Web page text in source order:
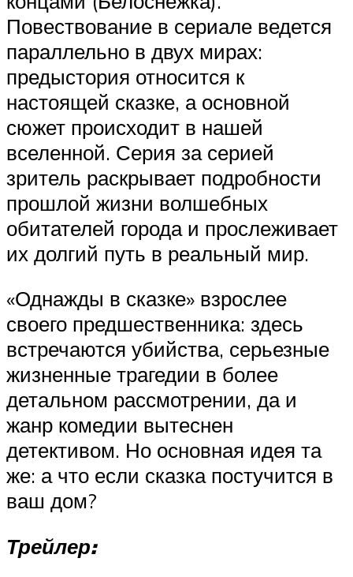
Повествование в сериале ведется
параллельно в двух мирах:
предыстория относится к
настоящей сказке, а основной
сюжет происходит в нашей
вселенной. Серия за серией
зритель раскрывает подробности
прошлой жизни волшебных
обитателей города и прослеживает
их долгий путь в реальный мир.
«Однажды в сказке» взрослее
своего предшественника: здесь
встречаются убийства, серьезные
жизненные трагедии в более
детальном рассмотрении, да и
жанр комедии вытеснен
детективом. Но основная идея та
же: а что если сказка постучится в
ваш дом?
Трейлер: